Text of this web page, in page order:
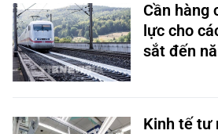
Cần hàng
lực cho
sắt đến
Kinh tế tư